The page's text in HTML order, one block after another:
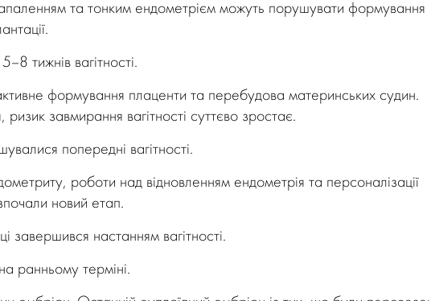
та тонким ендометрієм можуть порушувати формування
тижнів вагітності.
формування плаценти та перебудова материнських судин.
завмирання вагітності суттєво зростає.
попередні вагітності.
роботи над відновленням ендометрія та персоналізації
новий етап.
завершився настанням вагітності.
ранньому терміні.